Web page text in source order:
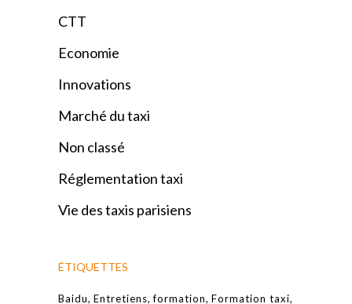
CTT
Economie
Innovations
Marché du taxi
Non classé
Réglementation taxi
Vie des taxis parisiens
ÉTIQUETTES
Baidu Entretiens formation Formation taxi